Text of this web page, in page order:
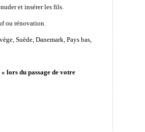
et insérer les fils.
ou rénovation.
Suède, Danemark, Pays bas,
lors du passage de votre